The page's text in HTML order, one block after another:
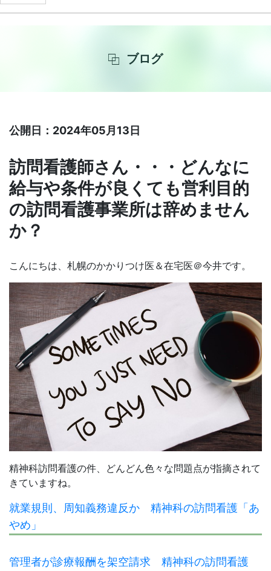
ブログ
公開日：2024年05月13日
訪問看護師さん・・・どんなに
給与や条件が良くても営利目的
の訪問看護事業所は辞めません
か？
こんにちは、札幌のかかりつけ医＆在宅医＠今井です。
精神科訪問看護の件、どんどん色々な問題点が指摘されて
きていますね。
就業規則、周知義務違反か 精神科の訪問看護「あ
やめ」
管理者が診療報酬を架空請求 精神科の訪問看護